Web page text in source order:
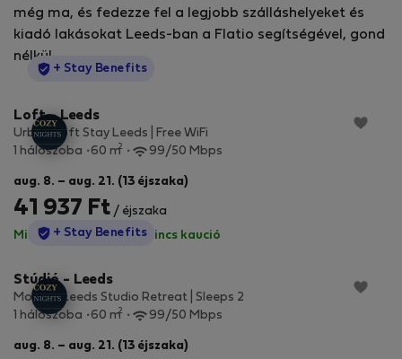
még ma, és fedezze fel a legjobb szálláshelyeket és
kiadó lakásokat Leeds-ban a Flatio segítségével, gond
nélkül.
StayProtection
+ Stay Benefits
Loft - Leeds
Urban Loft Stay Leeds | Free WiFi
1 hálószoba
60 m2 99/50 Mbps
aug. 8. – aug. 21. (13 éjszaka)
41 937 Ft / éjszaka
Minden díj benne van·Nincs kaució
StayProtection
+ Stay Benefits
Stúdió - Leeds
Modern Leeds Studio Retreat | Sleeps 2
1 hálószoba
60 m2 99/50 Mbps
aug. 8. – aug. 21. (13 éjszaka)